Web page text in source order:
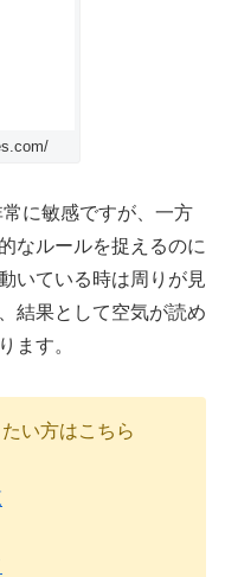
に敏感ですが、一方
なルールを捉えるのに
いている時は周りが見
結果として空気が読め
ます。
い方はこちら